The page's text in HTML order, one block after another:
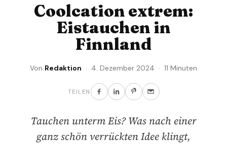
Coolcation extrem:
Eistauchen in
Finnland
Von Redaktion · 4. Dezember 2024 · 11 Minuten
TEILEN
Tauchen unterm Eis? Was nach einer
ganz schön verrückten Idee klingt,